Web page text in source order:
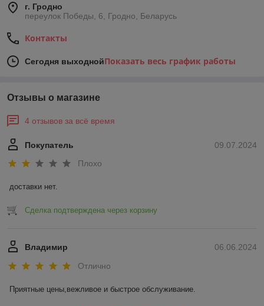
г. Гродно
переулок Победы, 6, Гродно, Беларусь
Контакты
Сегодня выходнойПоказать весь график работы
Отзывы о магазине
4 отзывов за всё время
09.07.2024
Покупатель
Плохо
доставки нет.
Сделка подтверждена через корзину
06.06.2024
Владимир
Отлично
Приятные цены,вежливое и быстрое обслуживание.